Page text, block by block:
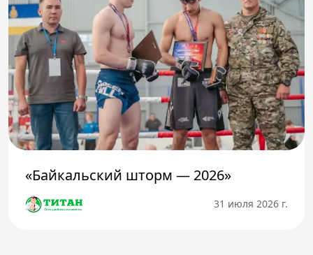
«Байкальский шторм — 2026»
31 июля 2026 г.